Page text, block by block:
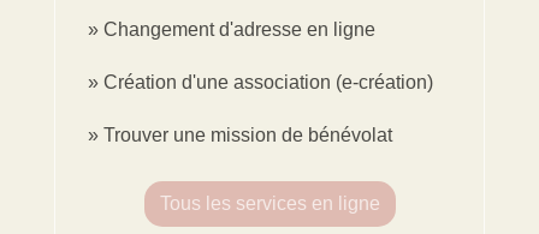
Changement d'adresse en ligne
Création d'une association (e-création)
Trouver une mission de bénévolat
Tous les services en ligne